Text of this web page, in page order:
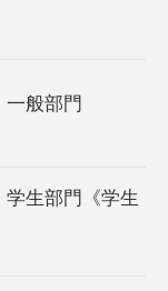
一般部門
生部門《学生